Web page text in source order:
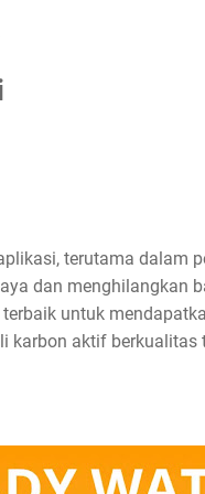
terutama dalam
dan menghilangkan
untuk
karbon aktif